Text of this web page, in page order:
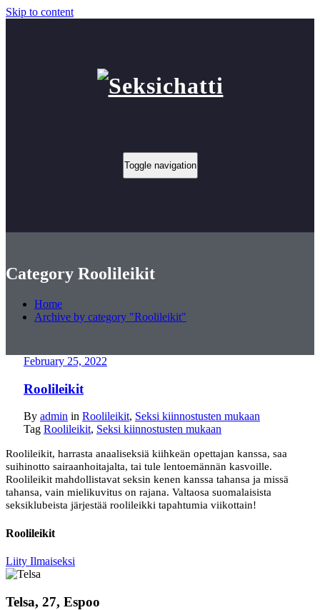
Skip to content
Toggle navigation
Category Roolileikit
Home
Archive by category "Roolileikit"
February 25, 2022
Roolileikit
By admin in Roolileikit, Seksi kiinnostusten mukaan
Tag Roolileikit, Seksi kiinnostusten mukaan
Roolileikit, harrasta anaaliseksiä kiihkeän opettajan kanssa, saa
suihinotto sairaanhoitajalta, tai tule lentoemännän kasvoille.
Roolileikit mahdollistavat seksin kenen kanssa tahansa ja missä
tahansa, vain mielikuvitus on rajana. Valtaosa suomalaisista
seksiklubeista järjestää roolileikki tapahtumia viikottain!
Roolileikit
Liity Ilmaiseksi
Telsa, 27, Espoo